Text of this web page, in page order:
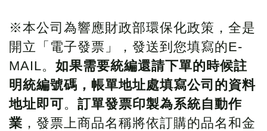
※本公司為響應財政部環保化政策，全是
開立「電子發票」，發送到您填寫的E-
MAIL。 如果需要統編還請下單的時候註
明統編號碼，帳單地址處填寫公司的資料
地址即可。 訂單發票印製為系統自動作
業 ，發票上商品名稱將依訂購的品名和金